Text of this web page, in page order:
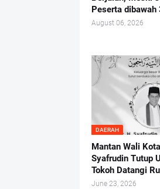
Peserta dibawah
August 06, 2026
DAERAH
Mantan Wali
Syafrudin Tutup
Tokoh Datangi
June 23, 2026